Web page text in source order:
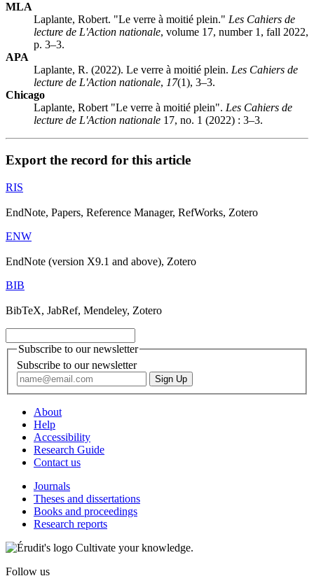
MLA
Laplante, Robert. "Le verre à moitié plein." Les Cahiers de
lecture de L'Action nationale, volume 17, number 1, fall 2022,
p. 3–3.
APA
Laplante, R. (2022). Le verre à moitié plein. Les Cahiers de
lecture de L'Action nationale, 17(1), 3–3.
Chicago
Laplante, Robert "Le verre à moitié plein". Les Cahiers de
lecture de L'Action nationale 17, no. 1 (2022) : 3–3.
Export the record for this article
RIS
EndNote, Papers, Reference Manager, RefWorks, Zotero
ENW
EndNote (version X9.1 and above), Zotero
BIB
BibTeX, JabRef, Mendeley, Zotero
Subscribe to our newsletter
Subscribe to our newsletter
About
Help
Accessibility
Research Guide
Contact us
Journals
Theses and dissertations
Books and proceedings
Research reports
Cultivate your knowledge.
Follow us